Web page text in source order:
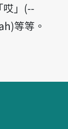
哎」(--
等等。